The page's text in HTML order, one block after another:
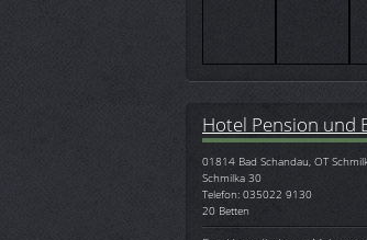
Hotel Pension und
01814 Bad Schandau, OT
Schmilka 30
Telefon: 035022 9130
20 Betten